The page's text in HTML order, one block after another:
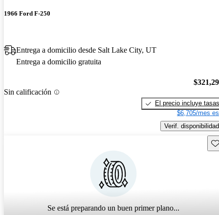
1966 Ford F-250
Entrega a domicilio desde Salt Lake City, UT
Entrega a domicilio gratuita
Sin calificación
El precio incluye tasas
$6,705/mes
Verif. disponibilidad
Se está preparando un buen primer plano...